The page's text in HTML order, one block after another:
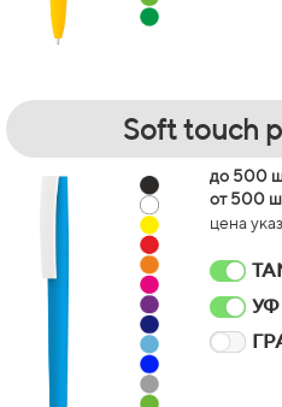
Soft touch
до 500
от 500
цена
УФ